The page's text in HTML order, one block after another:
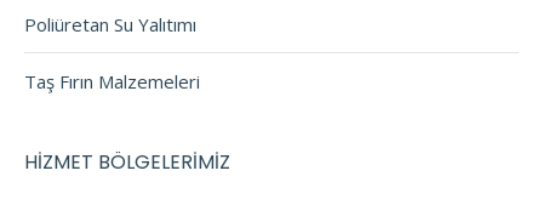
Poliüretan Su Yalıtımı
Taş Fırın Malzemeleri
HİZMET BÖLGELERİMİZ